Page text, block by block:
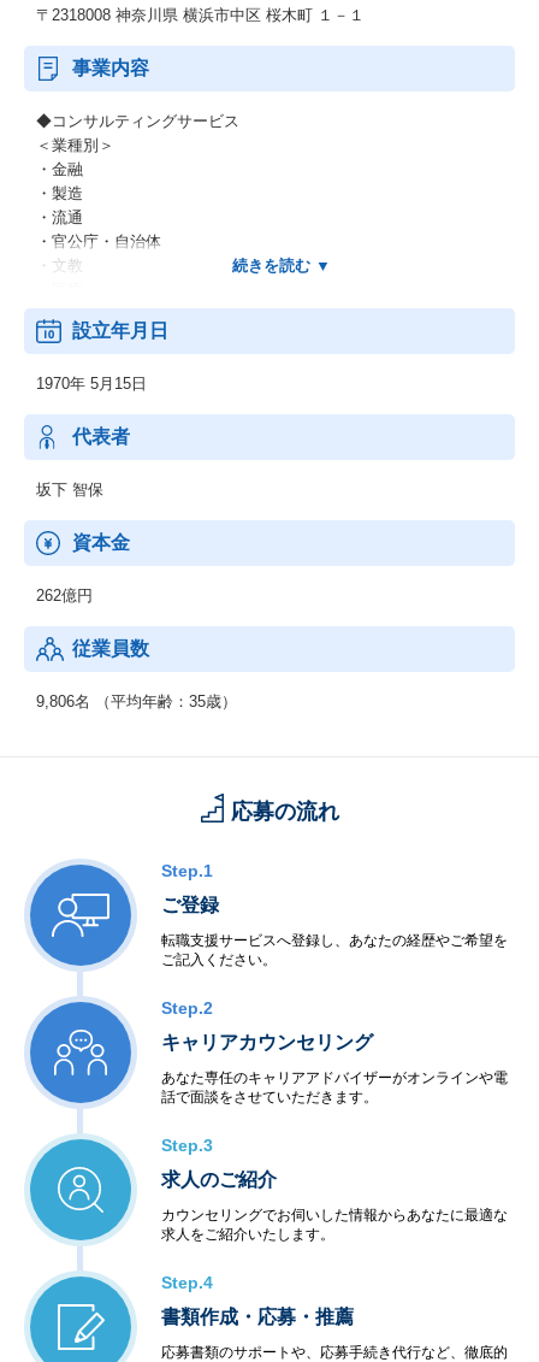
〒2318008 神奈川県 横浜市中区 桜木町 １－１
事業内容
◆コンサルティングサービス
＜業種別＞
・金融
・製造
・流通
・官公庁・自治体
・文教
・他
＜業務別＞
・CRM
・SFA
・SCM
・ERP
・WEB
＜IT基盤、ネットワーク＞
・ネットワーク
・先端IT
・ミドルウェア
◆制御系システムサービス
＜移動体通信制御開発＞
・衛星・航空制御
・交通機関・車輌制御
・ビル・店舗設備制御
・電力・エネルギー制御
・通信インフラ制御
・LSI・FPGA設計
・電子回路設計・生産
◆アウトソーシングサービス
＜システム運用保守サービス＞
・業務運用
・オペレーション
・ネットワーク管理
・ファシリティ管理
・ヘルプデスク
・データセンター
・ハウジング・ホスティング
・セキュリティ
＜教育サービス＞
設立年月日
1970年 5月15日
代表者
坂下 智保
資本金
262億円
従業員数
9,806名 （平均年齢：35歳）
応募の流れ
Step.1
ご登録
転職支援サービスへ登録し、あなたの経歴やご希望を
ご記入ください。
Step.2
キャリアカウンセリング
あなた専任のキャリアアドバイザーがオンラインや電
話で面談をさせていただきます。
Step.3
求人のご紹介
カウンセリングでお伺いした情報からあなたに最適な
求人をご紹介いたします。
Step.4
書類作成・応募・推薦
応募書類のサポートや、応募手続き代行など、徹底的